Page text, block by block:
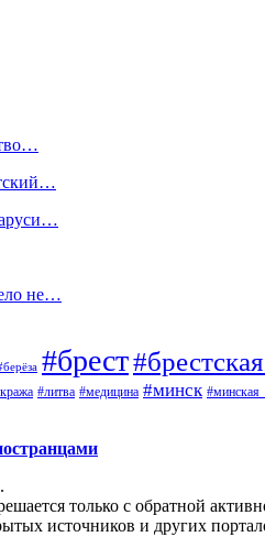
не…
#брест
#литва #медицина #минск
только с обратной
источников и других